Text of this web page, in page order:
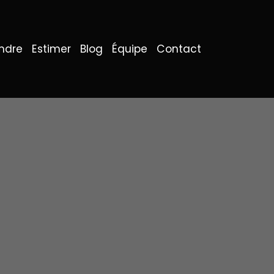
Estimer Blog Équipe Contact